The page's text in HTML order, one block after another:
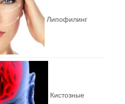
Липофилинг
Кистозные